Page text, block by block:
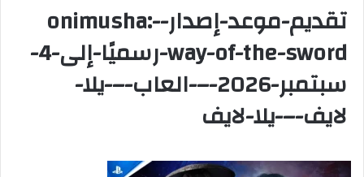
تقديم-موعد-إصدار-onimusha:-
way-of-the-sword-رسميًا-إلى-4-
سبتمبر-2026-–-العاب-–-يلا-
لايف-–-يلا-لايف